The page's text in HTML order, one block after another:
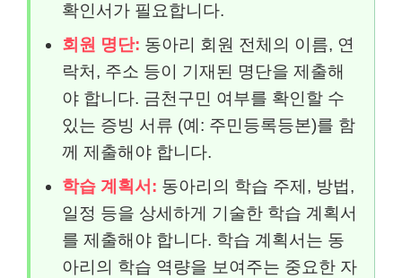
확인서가 필요합니다.
회원 명단: 동아리 회원 전체의 이름, 연
락처, 주소 등이 기재된 명단을 제출해
야 합니다. 금천구민 여부를 확인할 수
있는 증빙 서류 (예: 주민등록등본)를 함
께 제출해야 합니다.
학습 계획서: 동아리의 학습 주제, 방법,
일정 등을 상세하게 기술한 학습 계획서
를 제출해야 합니다. 학습 계획서는 동
아리의 학습 역량을 보여주는 중요한 자